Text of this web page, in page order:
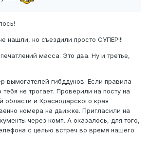
нашли, но съездили просто СУПЕР!!!
масса. Это два. Ну и третье,
вымогателей гибддунов. Если правила
не трогает. Проверили на посту на
области и Краснодарского края
номера на движке. Пригласили на
через комп. А оказалось, для того,
с целью встреч во время нашего